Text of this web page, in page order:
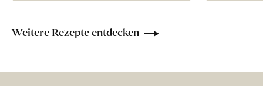
Weitere Rezepte entdecken